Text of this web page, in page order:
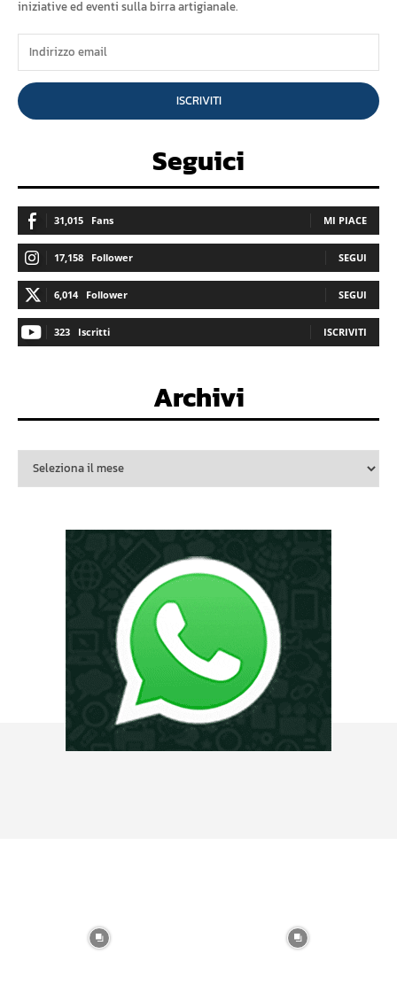
iniziative ed eventi sulla birra artigianale.
ISCRIVITI
Seguici
31,015 Fans MI PIACE
17,158 Follower SEGUI
6,014 Follower SEGUI
323 Iscritti ISCRIVITI
Archivi